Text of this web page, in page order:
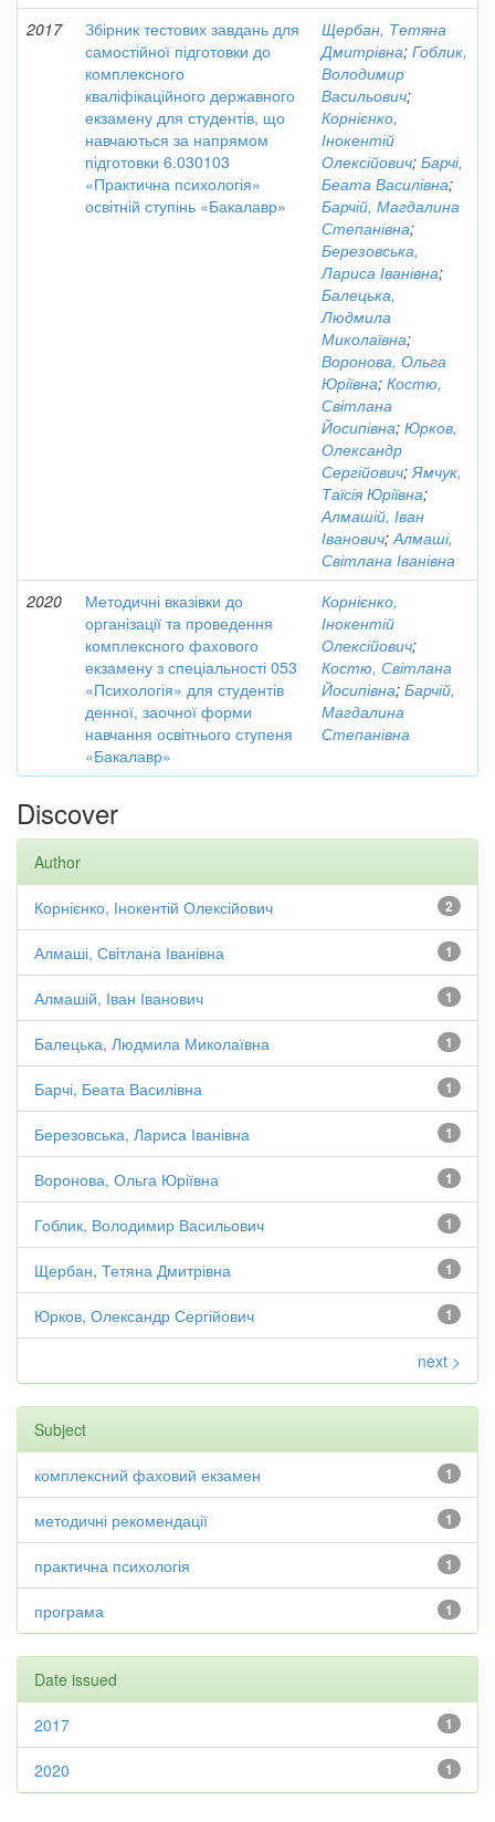
2017
Збірник тестових завдань для
самостійної підготовки до
комплексного
кваліфікаційного державного
екзамену для студентів, що
навчаються за напрямом
підготовки 6.030103
«Практична психологія»
освітній ступінь «Бакалавр»
Щербан, Тетяна
Дмитрівна; Гоблик,
Володимир
Васильович;
Корнієнко,
Інокентій
Олексійович; Барчі,
Беата Василівна;
Барчій, Магдалина
Степанівна;
Березовська,
Лариса Іванівна;
Балецька,
Людмила
Миколаївна;
Воронова, Ольга
Юріївна; Костю,
Світлана
Йосипівна; Юрков,
Олександр
Сергійович;Ямчук,
Таїсія Юріївна;
Алмашій, Іван
Іванович;Алмаші,
Світлана Іванівна
2020
Методичні вказівки до
організації та проведення
комплексного фахового
екзамену з спеціальності 053
«Психологія» для студентів
денної, заочної форми
навчання освітнього ступеня
«Бакалавр»
Корнієнко,
Інокентій
Олексійович;
Костю, Світлана
Йосипівна; Барчій,
Магдалина
Степанівна
Discover
Author
2
Корнієнко, Інокентій Олексійович
1
Алмаші, Світлана Іванівна
1
Алмашій, Іван Іванович
1
Балецька, Людмила Миколаївна
1
Барчі, Беата Василівна
1
Березовська, Лариса Іванівна
1
Воронова, Ольга Юріївна
1
Гоблик, Володимир Васильович
1
Щербан, Тетяна Дмитрівна
1
Юрков, Олександр Сергійович
next >
Subject
1
комплексний фаховий екзамен
1
методичні рекомендації
1
практична психологія
1
програма
Date issued
1
2017
1
2020